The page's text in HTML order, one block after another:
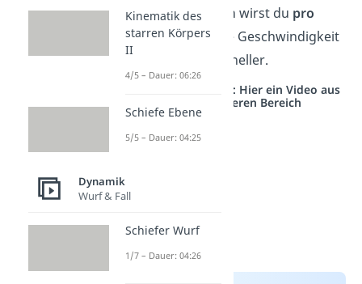
unten fällst, dann wirst du pro
Sekundeum eine Geschwindigkeit
von
schneller.
Studyflix vernetzt: Hier ein Video aus
einem anderen Bereich
Kinematik des
starren Körpers
II
4/5 – Dauer: 06:26
Schiefe Ebene
5/5 – Dauer: 04:25
Dynamik
Wurf & Fall
Schiefer Wurf
1/7 – Dauer: 04:26